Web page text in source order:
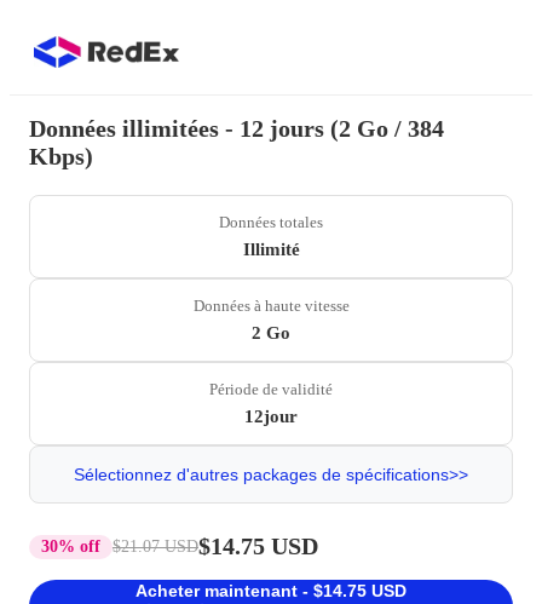
Données illimitées - 12 jours (2 Go / 384
Kbps)
Données totales
Illimité
Données à haute vitesse
2 Go
Période de validité
12jour
Sélectionnez d'autres packages de spécifications>>
30% off $21.07 USD$14.75 USD
Acheter maintenant - $14.75 USD